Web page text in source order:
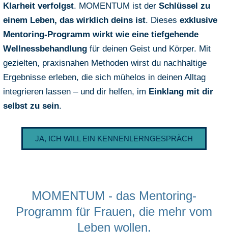
Klarheit verfolgst. MOMENTUM ist der Schlüssel zu
einem Leben, das wirklich deins ist. Dieses exklusive
Mentoring-Programm wirkt wie eine tiefgehende
Wellnessbehandlung für deinen Geist und Körper. Mit
gezielten, praxisnahen Methoden wirst du nachhaltige
Ergebnisse erleben, die sich mühelos in deinen Alltag
integrieren lassen – und dir helfen, im Einklang mit dir
selbst zu sein.
JA, ICH WILL EIN KENNENLERNGESPRÄCH
MOMENTUM - das Mentoring-
Programm für Frauen, die mehr vom
Leben wollen.